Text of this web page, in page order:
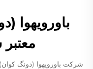
باورویهوا
شرکت باورویهوا (دونگ